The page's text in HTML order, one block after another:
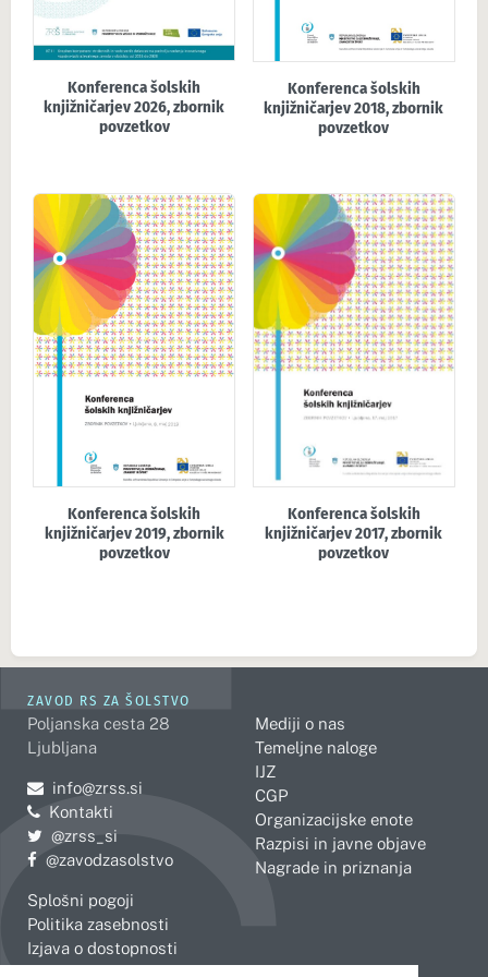
Konferenca šolskih
knjižničarjev 2026, zbornik
povzetkov
Konferenca šolskih
knjižničarjev 2018, zbornik
povzetkov
Konferenca šolskih
knjižničarjev 2019, zbornik
povzetkov
Konferenca šolskih
knjižničarjev 2017, zbornik
povzetkov
ZAVOD RS ZA ŠOLSTVO
Poljanska cesta 28
Ljubljana
Pošljite e-mail na
info@zrss.si
Kontakti
Pojdite na Twitter:
@zrss_si
Pojdite na Facebook:
@zavodzasolstvo
Splošni pogoji
Politika zasebnosti
Izjava o dostopnosti
Mediji o nas
Temeljne naloge
IJZ
CGP
Organizacijske enote
Razpisi in javne objave
Nagrade in priznanja